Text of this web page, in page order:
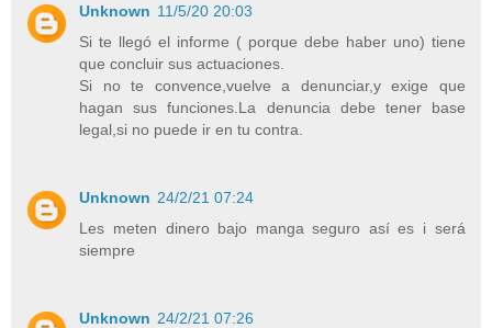
Unknown 11/5/20 20:03
Si te llegó el informe ( porque debe haber uno) tiene
que concluir sus actuaciones.
Si no te convence,vuelve a denunciar,y exige que
hagan sus funciones.La denuncia debe tener base
legal,si no puede ir en tu contra.
Unknown 24/2/21 07:24
Les meten dinero bajo manga seguro así es i será
siempre
Unknown 24/2/21 07:26